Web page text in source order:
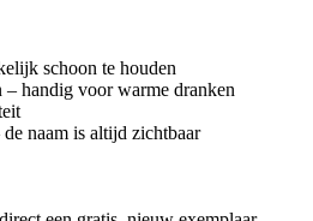
schoon te houden
– handig voor warme dranken
naam is altijd zichtbaar